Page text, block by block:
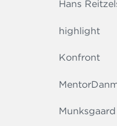
Hans
highlight
Konfront
Munksgaard